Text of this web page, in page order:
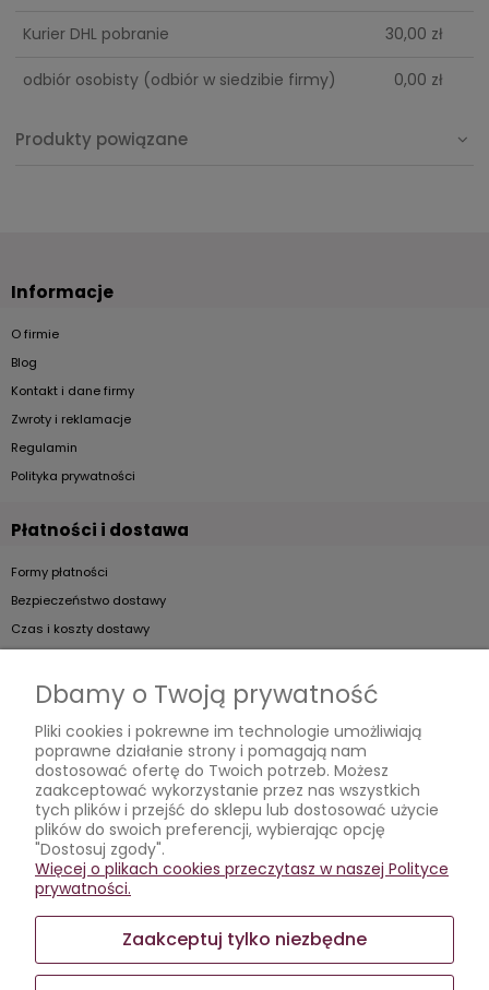
Kurier DHL pobranie 30,00 zł
odbiór osobisty (odbiór w siedzibie firmy) 0,00 zł
Produkty powiązane
Informacje
O firmie
Blog
Kontakt i dane firmy
Zwroty i reklamacje
Regulamin
Polityka prywatności
Płatności i dostawa
Formy płatności
Bezpieczeństwo dostawy
Czas i koszty dostawy
Artykuły
Jak dobierać kieliszki do szampana?
Jak podawać koniak?
Jak prawidłowo dbać o kieliszki?
Wybieramy kieliszki
Moje konto
Przechowalnia
Dbamy o Twoją prywatność
Pliki cookies i pokrewne im technologie umożliwiają
poprawne działanie strony i pomagają nam
dostosować ofertę do Twoich potrzeb. Możesz
zaakceptować wykorzystanie przez nas wszystkich
tych plików i przejść do sklepu lub dostosować użycie
plików do swoich preferencji, wybierając opcję
"Dostosuj zgody".
Więcej o plikach cookies przeczytasz w naszej Polityce
prywatności.
Zaakceptuj tylko niezbędne